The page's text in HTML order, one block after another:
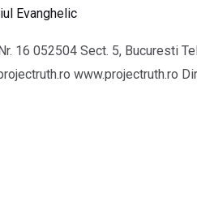
Evanghelic
16 052504 Sect. 5, Bucuresti
www.projectruth.ro